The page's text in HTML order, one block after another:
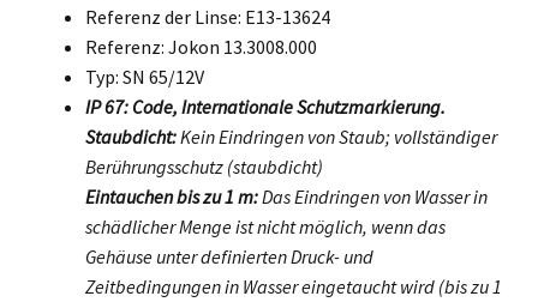
Referenz der Linse: E13-13624
Referenz: Jokon 13.3008.000
Typ: SN 65/12V
IP 67: Code, Internationale Schutzmarkierung.
Staubdicht:Kein Eindringen von Staub; vollständiger
Berührungsschutz (staubdicht)
Eintauchen bis zu 1 m:Das Eindringen von Wasser in
schädlicher Menge ist nicht möglich, wenn das
Gehäuse unter definierten Druck- und
Zeitbedingungen in Wasser eingetaucht wird (bis zu 1